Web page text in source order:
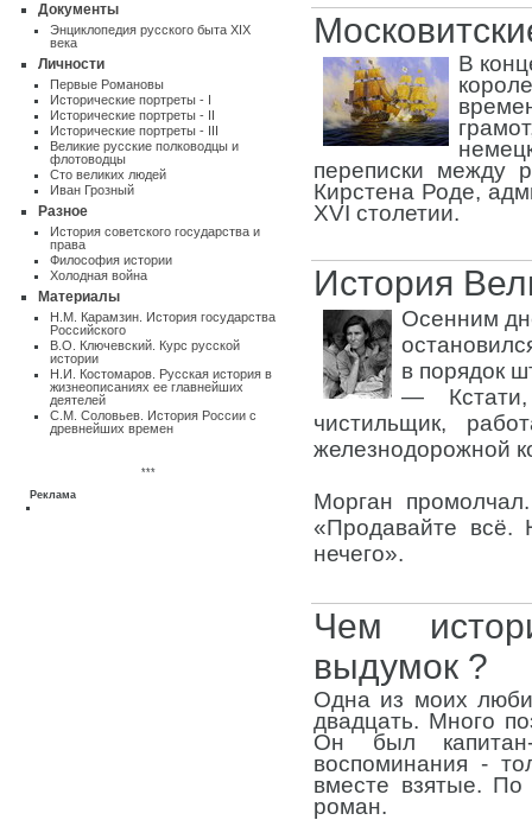
Документы
Энциклопедия русского быта XIX
века
Личности
Первые Романовы
Исторические портреты - I
Исторические портреты - II
Исторические портреты - III
Великие русские полководцы и
флотоводцы
Сто великих людей
Иван Грозный
Разное
Истоpия советского государства и
пpава
Философия истории
Холодная война
Материалы
Н.М. Карамзин. История государства
Российского
В.О. Ключевский. Курс русской
истории
Н.И. Костомаров. Русская история в
жизнеописаниях ее главнейших
деятелей
С.М. Соловьев. История России с
древнейших времен
***
Реклама
В
переписки между
Кирстена Роде,
XVI столетии.
История
Осенним
в порядок
—
чистильщик,
железнодорожной
Морган
«Продавайте всё.
нечего».
Чем
выдумок ?
Одна из моих
двадцать. Много
Он был капитан-
воспоминания -
вместе взятые.
роман.